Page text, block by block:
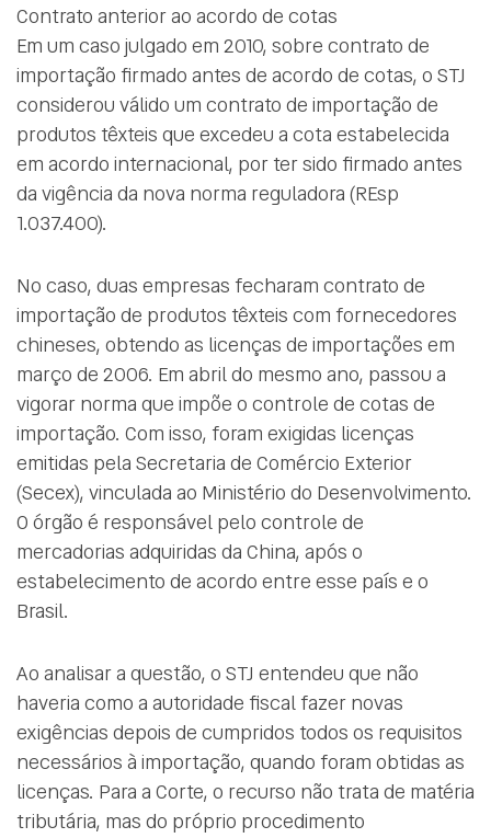
Contrato anterior ao acordo de cotas
Em um caso julgado em 2010, sobre contrato de
importação firmado antes de acordo de cotas, o STJ
considerou válido um contrato de importação de
produtos têxteis que excedeu a cota estabelecida
em acordo internacional, por ter sido firmado antes
da vigência da nova norma reguladora (REsp
1.037.400).
No caso, duas empresas fecharam contrato de
importação de produtos têxteis com fornecedores
chineses, obtendo as licenças de importações em
março de 2006. Em abril do mesmo ano, passou a
vigorar norma que impõe o controle de cotas de
importação. Com isso, foram exigidas licenças
emitidas pela Secretaria de Comércio Exterior
(Secex), vinculada ao Ministério do Desenvolvimento.
O órgão é responsável pelo controle de
mercadorias adquiridas da China, após o
estabelecimento de acordo entre esse país e o
Brasil.
Ao analisar a questão, o STJ entendeu que não
haveria como a autoridade fiscal fazer novas
exigências depois de cumpridos todos os requisitos
necessários à importação, quando foram obtidas as
licenças. Para a Corte, o recurso não trata de matéria
tributária, mas do próprio procedimento